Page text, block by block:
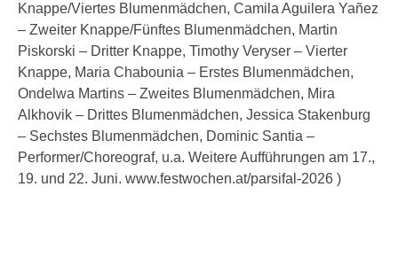
Knappe/Viertes Blumenmädchen, Camila Aguilera Yañez
– Zweiter Knappe/Fünftes Blumenmädchen, Martin
Piskorski – Dritter Knappe, Timothy Veryser – Vierter
Knappe, Maria Chabounia – Erstes Blumenmädchen,
Ondelwa Martins – Zweites Blumenmädchen, Mira
Alkhovik – Drittes Blumenmädchen, Jessica Stakenburg
– Sechstes Blumenmädchen, Dominic Santia –
Performer/Choreograf, u.a. Weitere Aufführungen am 17.,
19. und 22. Juni. www.festwochen.at/parsifal-2026 )